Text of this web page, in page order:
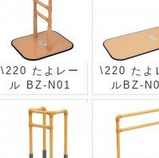
\220 たよレー
ル BZ-N01
\220 たよ
ルBZ-